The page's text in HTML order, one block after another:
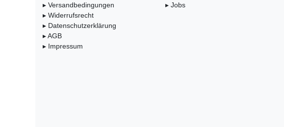
▸ Versandbedingungen
▸ Widerrufsrecht
▸ Datenschutzerklärung
▸ AGB
▸ Impressum
▸ Jobs